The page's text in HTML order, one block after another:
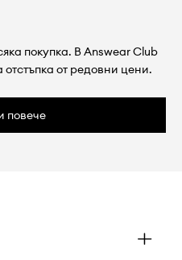
покупка. В Answear Club
отстъпка от редовни цени.
повече